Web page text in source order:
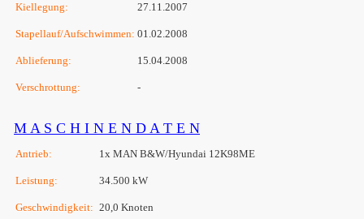
Kiellegung: 27.11.2007
Stapellauf/Aufschwimmen: 01.02.2008
Ablieferung: 15.04.2008
Verschrottung: -
M A S C H I N E N D A T E N
Antrieb: 1x MAN B&W/Hyundai 12K98ME
Leistung: 34.500 kW
Geschwindigkeit: 20,0 Knoten